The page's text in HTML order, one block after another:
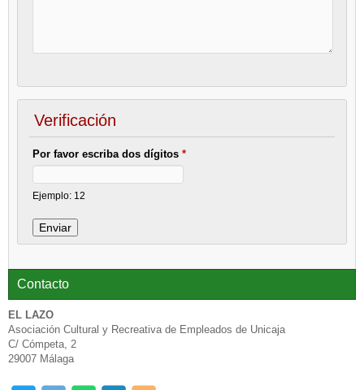
Verificación
Por favor escriba dos dígitos *
Ejemplo: 12
Contacto
EL LAZO
Asociación Cultural y Recreativa de Empleados de Unicaja
C/ Cómpeta, 2
29007 Málaga